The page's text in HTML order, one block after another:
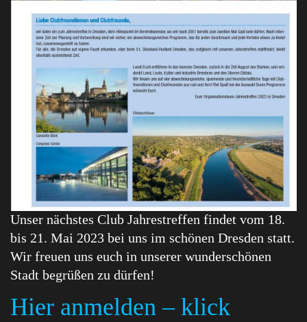
Unser nächstes Club Jahrestreffen findet vom 18.
bis 21. Mai 2023 bei uns im schönen Dresden statt.
Wir freuen uns euch in unserer wunderschönen
Stadt begrüßen zu dürfen!
Hier anmelden – klick